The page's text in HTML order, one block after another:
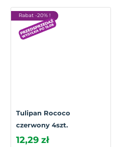
Rabat -20% !
Tulipan Rococo
czerwony 4szt.
12,29 zł